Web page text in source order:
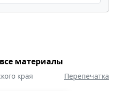
материалы
края Перепечатка